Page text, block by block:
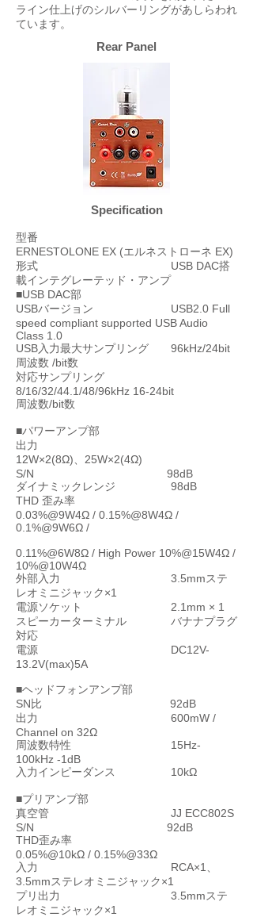
ライン仕上げのシルバーリングがあしらわれ
ています。
Rear Panel
Specification
型番
ERNESTOLONE EX (エルネストローネ EX)
形式 USB DAC搭
載インテグレーテッド・アンプ
■USB DAC部
USBバージョン USB2.0 Full
speed compliant supported USB Audio
Class 1.0
USB入力最大サンプリング 96kHz/24bit
周波数 /bit数
対応サンプリング
8/16/32/44.1/48/96kHz 16-24bit
周波数/bit数
■パワーアンプ部
出力
12W×2(8Ω)、25W×2(4Ω)
S/N 98dB
ダイナミックレンジ 98dB
THD 歪み率
0.03%@9W4Ω / 0.15%@8W4Ω /
0.1%@9W6Ω /
0.11%@6W8Ω / High Power 10%@15W4Ω /
10%@10W4Ω
外部入力 3.5mmステ
レオミニジャック×1
電源ソケット 2.1mm × 1
スピーカーターミナル バナナプラグ
対応
電源 DC12V-
13.2V(max)5A
■ヘッドフォンアンプ部
SN比 92dB
出力 600mW /
Channel on 32Ω
周波数特性 15Hz-
100kHz -1dB
入力インピーダンス 10kΩ
■プリアンプ部
真空管 JJ ECC802S
S/N 92dB
THD歪み率
0.05%@10kΩ / 0.15%@33Ω
入力 RCA×1、
3.5mmステレオミニジャック×1
プリ出力 3.5mmステ
レオミニジャック×1